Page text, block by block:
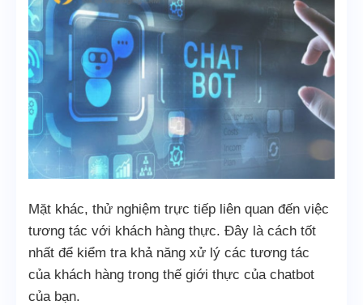
Mặt khác, thử nghiệm trực tiếp liên quan đến việc
tương tác với khách hàng thực. Đây là cách tốt
nhất để kiểm tra khả năng xử lý các tương tác
của khách hàng trong thế giới thực của chatbot
của bạn.